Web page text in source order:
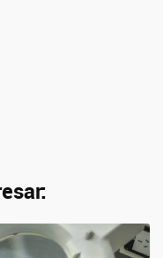
Twitter